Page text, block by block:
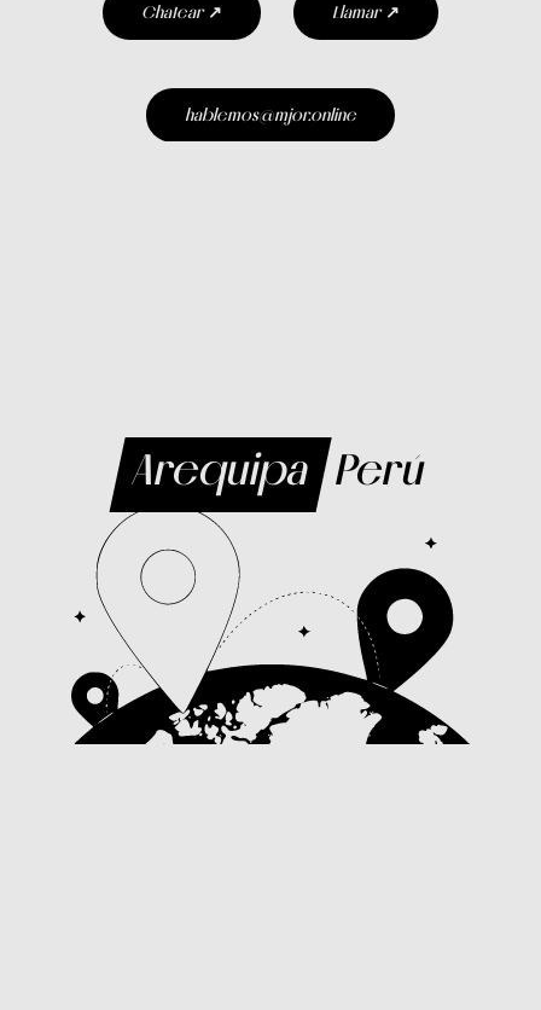
Chatear ↗ Llamar ↗
hablemos@mjor.online
Arequipa Perú